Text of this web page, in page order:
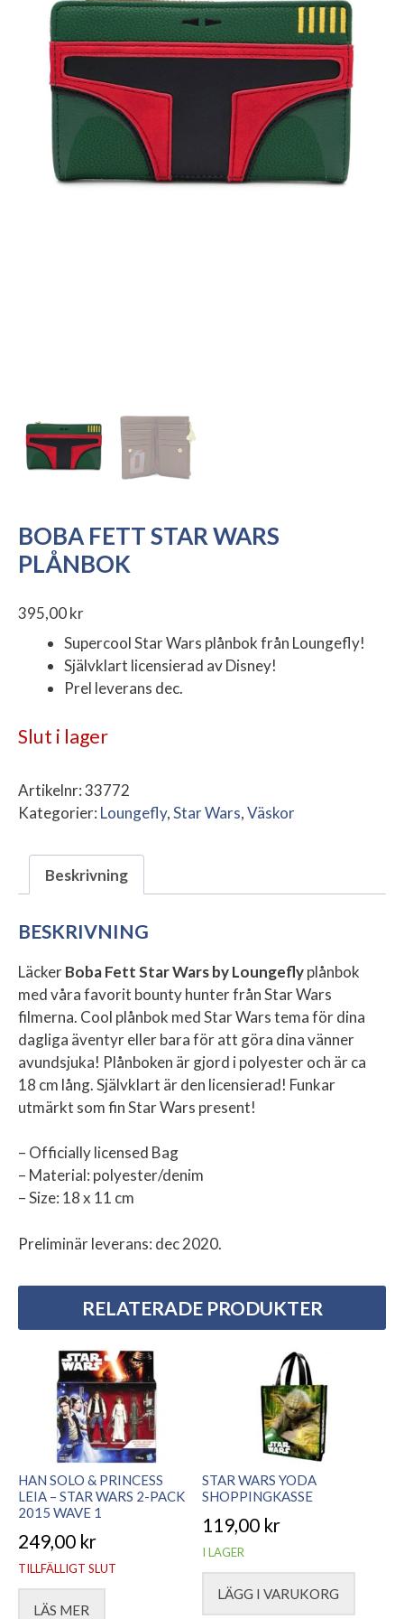
BOBA FETT STAR WARS
PLÅNBOK
395,00kr
Supercool Star Wars plånbok från Loungefly!
Självklart licensierad av Disney!
Prel leverans dec.
Slut i lager
Artikelnr:33772
Kategorier: Loungefly,Star Wars,Väskor
Beskrivning
BESKRIVNING
LäckerBoba Fett Star Wars by Loungeflyplånbok
med våra favorit bounty hunter från Star Wars
filmerna. Cool plånbok med Star Wars tema för dina
dagliga äventyr eller bara för att göra dina vänner
avundsjuka! Plånboken är gjord i polyester och är ca
18 cm lång. Självklart är den licensierad! Funkar
utmärkt som fin Star Wars present!
– Officially licensed Bag
– Material: polyester/denim
– Size: 18 x 11 cm
Preliminär leverans: dec 2020.
RELATERADE PRODUKTER
HAN SOLO & PRINCESS
LEIA – STAR WARS 2-PACK
2015 WAVE 1
249,00 kr
TILLFÄLLIGT SLUT
LÄS MER
STAR WARS YODA
SHOPPINGKASSE
119,00 kr
I LAGER
LÄGG I VARUKORG